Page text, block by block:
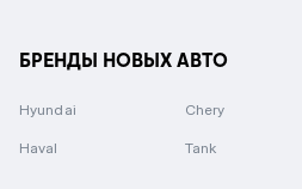
БРЕНДЫ НОВЫХ АВТО
Hyundai Chery
Haval Tank